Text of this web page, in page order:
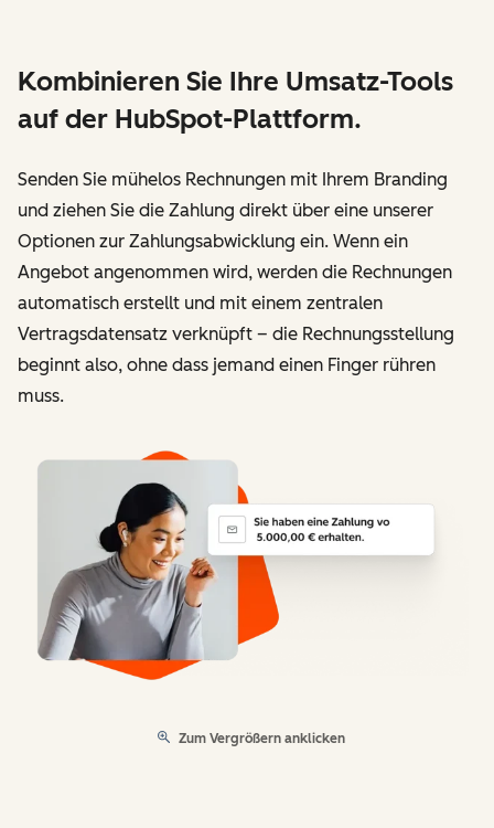
Kombinieren Sie Ihre Umsatz-Tools
auf der HubSpot-Plattform.
Senden Sie mühelos Rechnungen mit Ihrem Branding
und ziehen Sie die Zahlung direkt über eine unserer
Optionen zur Zahlungsabwicklung ein. Wenn ein
Angebot angenommen wird, werden die Rechnungen
automatisch erstellt und mit einem zentralen
Vertragsdatensatz verknüpft – die Rechnungsstellung
beginnt also, ohne dass jemand einen Finger rühren
muss.
Zum Vergrößern anklicken